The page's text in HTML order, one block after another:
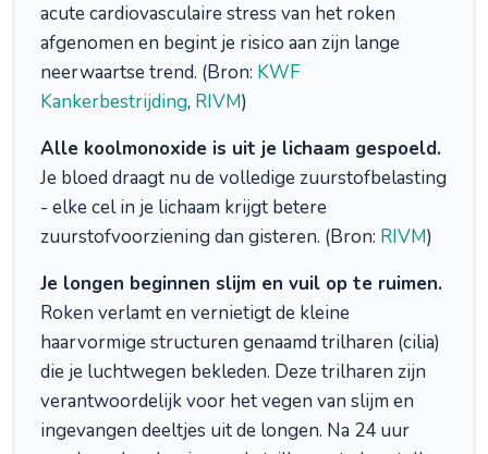
acute cardiovasculaire stress van het roken
afgenomen en begint je risico aan zijn lange
neerwaartse trend. (Bron: KWF
Kankerbestrijding, RIVM)
Alle koolmonoxide is uit je lichaam gespoeld.
Je bloed draagt nu de volledige zuurstofbelasting
- elke cel in je lichaam krijgt betere
zuurstofvoorziening dan gisteren. (Bron: RIVM)
Je longen beginnen slijm en vuil op te ruimen.
Roken verlamt en vernietigt de kleine
haarvormige structuren genaamd trilharen (cilia)
die je luchtwegen bekleden. Deze trilharen zijn
verantwoordelijk voor het vegen van slijm en
ingevangen deeltjes uit de longen. Na 24 uur